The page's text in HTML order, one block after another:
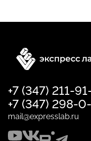
+7 (347) 211-
+7 (347) 298-
mail@expresslab.ru